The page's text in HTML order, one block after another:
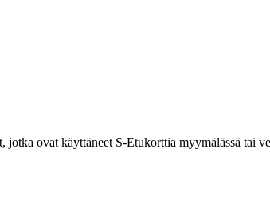
ovat käyttäneet S-Etukorttia myymälässä tai